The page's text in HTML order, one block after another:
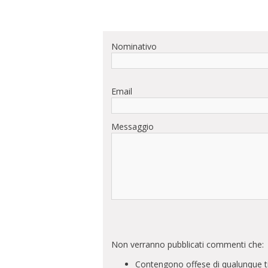
Nominativo
Email
Messaggio
Non verranno pubblicati commenti che:
Contengono offese di qualunque